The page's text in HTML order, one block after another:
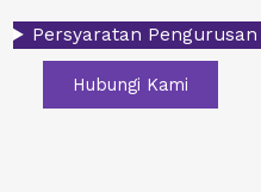
Persyaratan Pengurusan
Hubungi Kami